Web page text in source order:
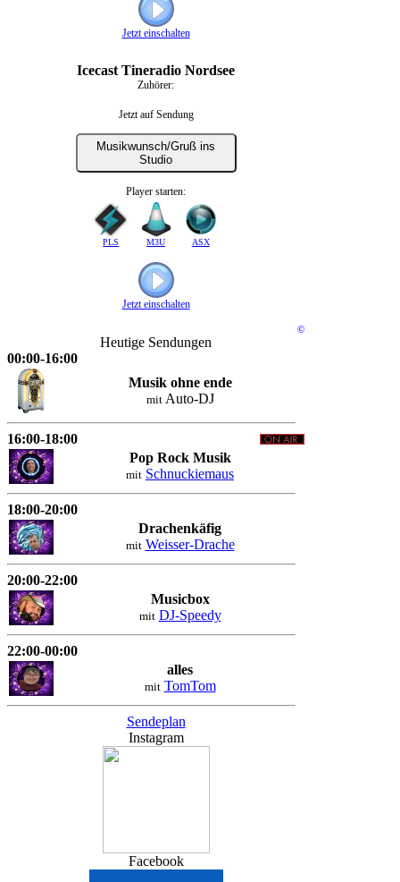
Jetzt einschalten
Icecast Tineradio Nordsee
Zuhörer:
Jetzt auf Sendung
Musikwunsch/Gruß ins
Studio
Player starten:
PLS M3U ASX
Jetzt einschalten
©
Heutige Sendungen
00:00-16:00
Musik ohne ende
mitAuto-DJ
16:00-18:00
Pop Rock Musik
mit Schnuckiemaus
18:00-20:00
Drachenkäfig
mit Weisser-Drache
20:00-22:00
Musicbox
mit DJ-Speedy
22:00-00:00
alles
mit TomTom
Sendeplan
Instagram
Facebook